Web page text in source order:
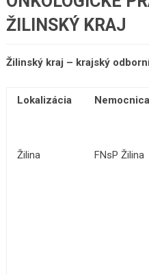
ŽILINSKÝ KRAJ
Žilinský kraj – krajský
Lokalizácia Nemocnica
Žilina
FNsP Žilina